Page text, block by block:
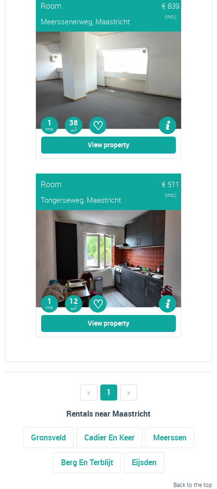
Room
€ 839
Meerssenerweg, Maastricht
(Incl.)
1
rms
38
m2 ♡
View property
Room
€ 511
Tongerseweg, Maastricht
(Incl.)
1
rms
12
m2 ♡
View property
« 1
»
Rentals near Maastricht
Gronsveld Cadier En Keer Meerssen
Berg En Terblijt Eijsden
Back to the top